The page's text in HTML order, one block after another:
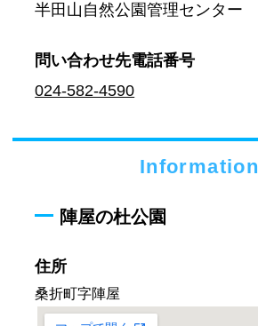
半田山自然公園管理センター
問い合わせ先電話番号
024-582-4590
Information
陣屋の杜公園
住所